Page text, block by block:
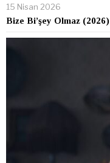
15 Nisan 2026
Bize Bi’şey Olmaz (2026)